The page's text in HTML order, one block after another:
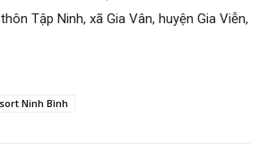
Tập Ninh, xã Gia Vân, huyện Gia Viễn,
Ninh Bình